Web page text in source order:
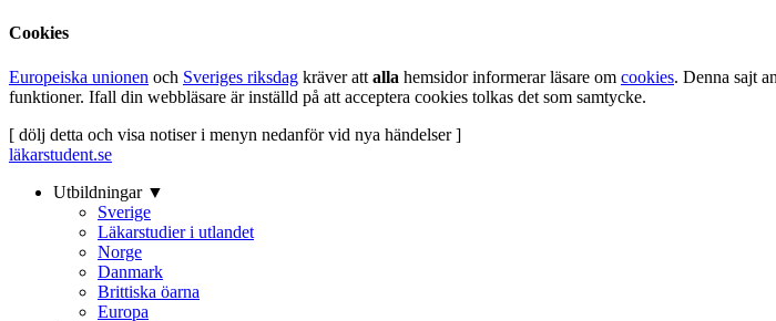
Cookies
Europeiska unionen och Sveriges riksdag kräver att alla hemsidor informerar läsare om cookies. Denna sajt
funktioner. Ifall din webbläsare är inställd på att acceptera cookies tolkas det som samtycke.
[ dölj detta och visa notiser i menyn nedanför vid nya händelser ]
läkarstudent.se
Utbildningar ▼
Sverige
Läkarstudier i utlandet
Norge
Danmark
Brittiska öarna
Europa